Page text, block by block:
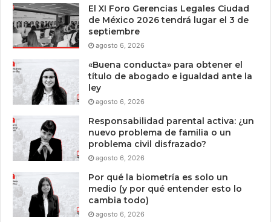
El XI Foro Gerencias Legales Ciudad
de México 2026 tendrá lugar el 3 de
septiembre
agosto 6, 2026
«Buena conducta» para obtener el
título de abogado e igualdad ante la
ley
agosto 6, 2026
Responsabilidad parental activa: ¿un
nuevo problema de familia o un
problema civil disfrazado?
agosto 6, 2026
Por qué la biometría es solo un
medio (y por qué entender esto lo
cambia todo)
agosto 6, 2026